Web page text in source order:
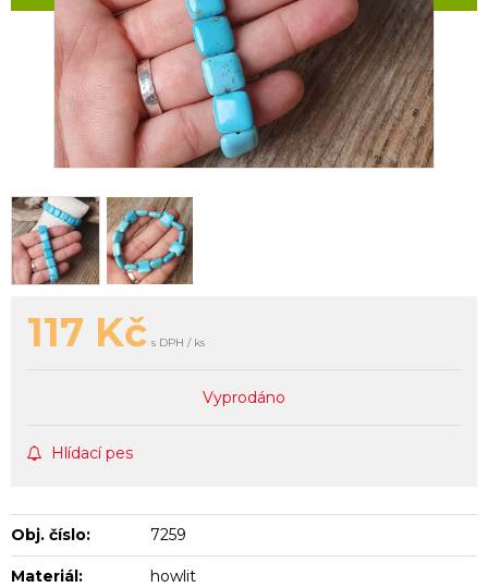
117 Kč s DPH / ks
Vyprodáno
Hlídací pes
Obj. číslo: 7259
Materiál: howlit